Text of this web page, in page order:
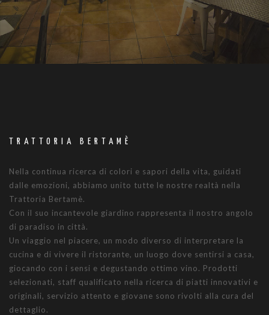
TRATTORIA BERTAMÈ
Nella continua ricerca di colori e sapori della vita, guidati
dalle emozioni, abbiamo unito tutte le nostre realtà nella
Trattoria Bertamè.
Con il suo incantevole giardino rappresenta il nostro angolo
di paradiso in città.
Un viaggio nel piacere, un modo diverso di interpretare la
cucina e di vivere il ristorante, un luogo dove sentirsi a casa,
giocando con i sensi e degustando ottimo vino. Prodotti
selezionati, staff qualificato nella ricerca di piatti innovativi e
originali, servizio attento e giovane sono rivolti alla cura del
dettaglio.